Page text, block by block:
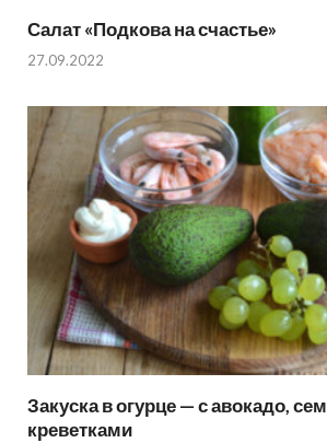
Салат «Подкова на счастье»
27.09.2022
Закуска в огурце — с авокадо,
креветками